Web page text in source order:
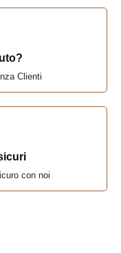
Clienti
con noi